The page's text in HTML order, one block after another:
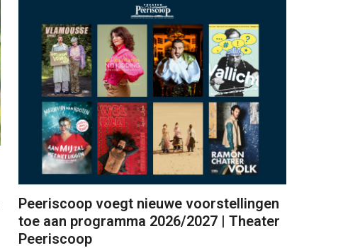
Peeriscoop voegt nieuwe voorstellingen
toe aan programma 2026/2027 | Theater
Peeriscoop